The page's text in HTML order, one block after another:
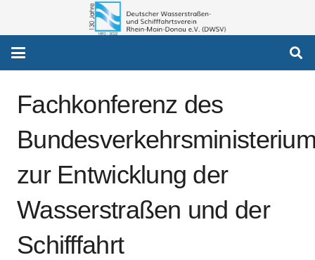
Fachkonferenz des
zur Entwicklung der
Wasserstraßen und der
Schifffahrt